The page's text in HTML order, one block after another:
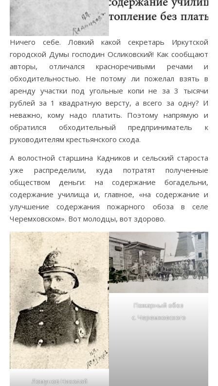
Ничего себе. Ловкий какой секретарь Иркутской
городской Думы господин Осликовский! Как сообщают
авторы, отличался красноречивыми речами и
обходительностью. Не потому ли пожелал взять в
аренду участки под угольные копи не за 3 тысячи
рублей за 1 квадратную версту, а всего за одну? И
неважно, кому надо платить. Поэтому напрямую и
обратился обходительный предприниматель к
руководителям крестьянского схода.
А волостной старшина Кадников и сельский староста
уже распределили, куда потратят полученные
обществом деньги: на содержание богадельни,
содержание училища и, главное, «на содержание и
улучшение содержания пожарного обоза в селе
Черемховском». Вот молодцы, вот здорово.
Ломунов Николай
Пожарный обоз
с. Черемховского